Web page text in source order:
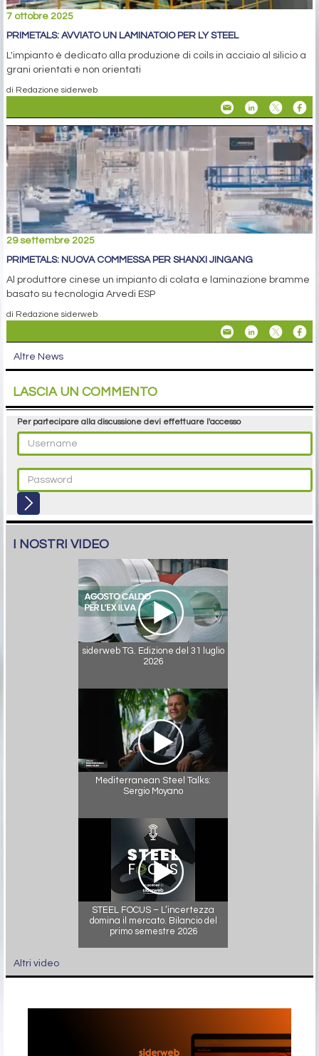
7 ottobre 2025
PRIMETALS: AVVIATO UN LAMINATOIO PER LY STEEL
L'impianto è dedicato alla produzione di coils in acciaio al silicio a
grani orientati e non orientati
di Redazione siderweb
29 settembre 2025
PRIMETALS: NUOVA COMMESSA PER SHANXI JINGANG
Al produttore cinese un impianto di colata e laminazione bramme
basato su tecnologia Arvedi ESP
di Redazione siderweb
Altre News
LASCIA UN COMMENTO
Per partecipare alla discussione devi effettuare l'accesso
I NOSTRI VIDEO
siderweb TG. Edizione del 31 luglio
2026
Mediterranean Steel Talks:
Sergio Moyano
STEEL FOCUS – L’incertezza
domina il mercato. Bilancio del
primo semestre 2026
Altri video